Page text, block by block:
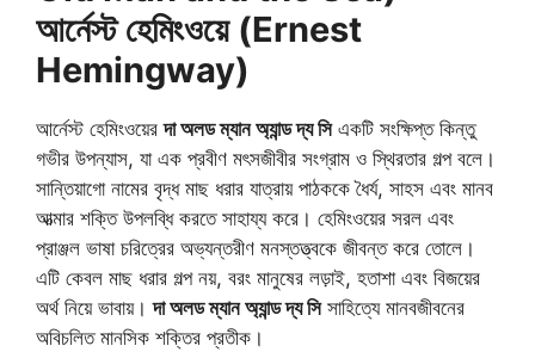
আর্নেস্ট হেমিংওয়ে (Ernest
Hemingway)
আর্নেস্ট হেমিংওয়েরদা অলড ম্যান অ্যান্ড দ্য সিএকটি সংক্ষিপ্ত কিন্তু
গভীর উপন্যাস, যা এক প্রবীণ মৎসজীবীর সংগ্রাম ও স্থিরতার গল্প বলে।
সান্তিয়াগো নামের বৃদ্ধ মাছ ধরার যাত্রায় পাঠককে ধৈর্য, সাহস এবং মানব
আত্মার শক্তি উপলব্ধি করতে সাহায্য করে। হেমিংওয়ের সরল এবং
প্রাঞ্জল ভাষা চরিত্রের অভ্যন্তরীণ মনস্তত্ত্বকে জীবন্ত করে তোলে।
এটি কেবল মাছ ধরার গল্প নয়, বরং মানুষের লড়াই, হতাশা এবং বিজয়ের
অর্থ নিয়ে ভাবায়।দা অলড ম্যান অ্যান্ড দ্য সিসাহিত্যে মানবজীবনের
অবিচলিত মানসিক শক্তির প্রতীক।